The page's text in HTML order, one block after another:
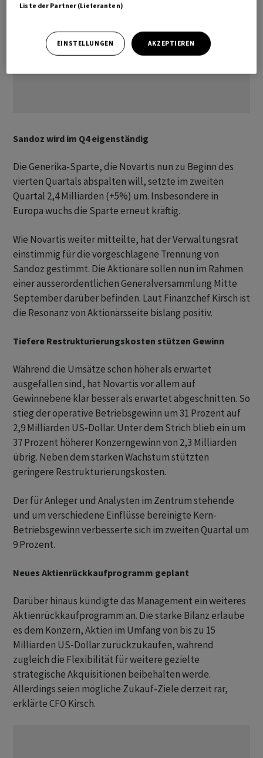
Sandoz wird im Q4 eigenständig
Die Generika-Sparte, die Novartis nun zu Beginn des
vierten Quartals abspalten will, setzte im zweiten
Quartal 2,4 Milliarden (+5%) um. Insbesondere in
Europa wuchs die Sparte erneut kräftig.
Wie Novartis weiter mitteilte, hat der Verwaltungsrat
einstimmig für die vorgeschlagene Trennung von
Sandoz gestimmt. Die Aktionäre sollen nun im Rahmen
einer ausserordentlichen Generalversammlung Mitte
September darüber befinden. Laut Finanzchef Kirsch ist
die Resonanz von Aktionärsseite bislang positiv.
Tiefere Restrukturierungskosten stützen Gewinn
Während die Umsätze schon höher als erwartet
ausgefallen sind, hat Novartis vor allem auf
Gewinnebene klar besser als erwartet abgeschnitten. So
stieg der operative Betriebsgewinn um 31 Prozent auf
2,9 Milliarden US-Dollar. Unter dem Strich blieb ein um
37 Prozent höherer Konzerngewinn von 2,3 Milliarden
übrig. Neben dem starken Wachstum stützten
geringere Restrukturierungskosten.
Der für Anleger und Analysten im Zentrum stehende
und um verschiedene Einflüsse bereinigte Kern-
Betriebsgewinn verbesserte sich im zweiten Quartal um
9 Prozent.
Neues Aktienrückkaufprogramm geplant
Darüber hinaus kündigte das Management ein weiteres
Aktienrückkaufprogramm an. Die starke Bilanz erlaube
es dem Konzern, Aktien im Umfang von bis zu 15
Milliarden US-Dollar zurückzukaufen, während
zugleich die Flexibilität für weitere gezielte
strategische Akquisitionen beibehalten werde.
Allerdings seien mögliche Zukauf-Ziele derzeit rar,
erklärte CFO Kirsch.
Liste der Partner (Lieferanten)
EINSTELLUNGEN AKZEPTIEREN